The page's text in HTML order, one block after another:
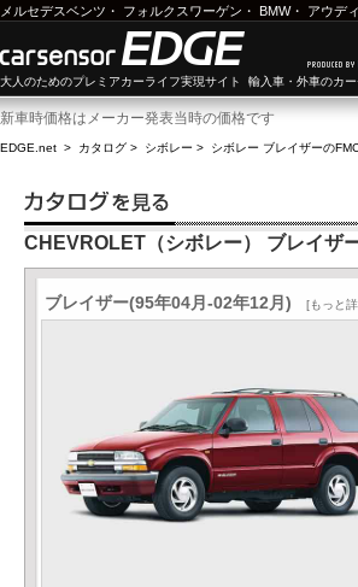
メルセデスベンツ ・ フォルクスワーゲン ・ BMW・ アウディ
大人のためのプレミアカーライフ実現サイト 輸入車・外車のカ
新車時価格はメーカー発表当時の価格です
EDGE.net > カタログ > シボレー > シボレー ブレイザーの
CHEVROLET（シボレー） ブレイザ
ブレイザー(95年04月-02年12月) [もっと